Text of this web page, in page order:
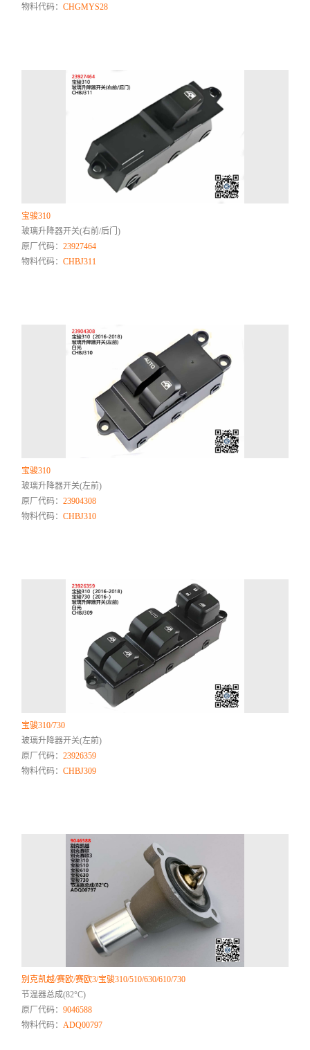
物料代码：CHGMYS28
宝骏310
玻璃升降器开关(右前/后门)
原厂代码：23927464
物料代码：CHBJ311
宝骏310
玻璃升降器开关(左前)
原厂代码：23904308
物料代码：CHBJ310
宝骏310/730
玻璃升降器开关(左前)
原厂代码：23926359
物料代码：CHBJ309
别克凯越/赛欧/赛欧3/宝骏310/510/630/610/730
节温器总成(82°C)
原厂代码：9046588
物料代码：ADQ00797